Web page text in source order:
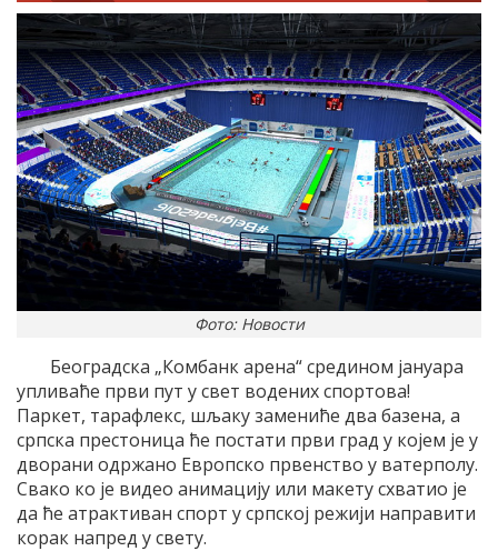
Фото: Новости
Београдска „Комбанк арена“ средином јануара
упливаће први пут у свет водених спортова!
Паркет, тарафлекс, шљаку замениће два базена, а
српска престоница ће постати први град у којем је у
дворани одржано Европско првенство у ватерполу.
Свако ко је видео анимацију или макету схватио је
да ће атрактиван спорт у српској режији направити
корак напред у свету.